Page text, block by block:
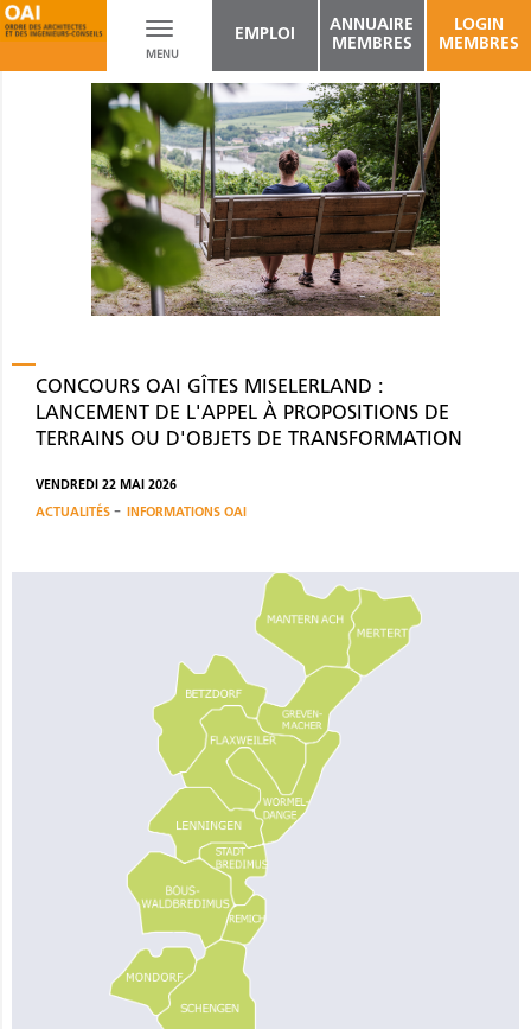
Toggle
navigation
MENU
EMPLOI
ANNUAIRE
MEMBRES
LOGIN
MEMBRES
CONCOURS OAI GÎTES MISELERLAND :
LANCEMENT DE L'APPEL À PROPOSITIONS DE
TERRAINS OU D'OBJETS DE TRANSFORMATION
VENDREDI 22 MAI 2026
ACTUALITÉS - INFORMATIONS OAI